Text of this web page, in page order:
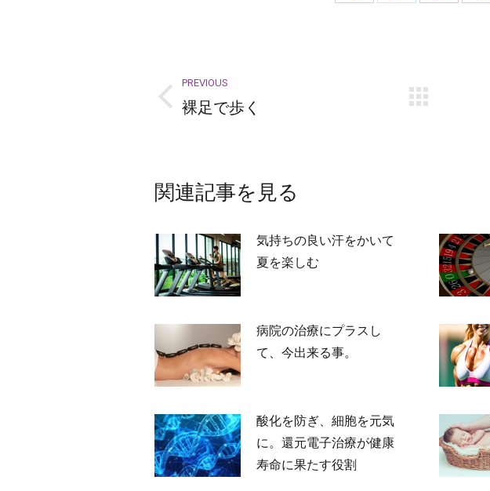
navigation
PREVIOUS
Previous
裸足で歩く
関連記事を見る
気持ちの良い汗をかいて
夏を楽しむ
病院の治療にプラスし
て、今出来る事。
酸化を防ぎ、細胞を元気
に。還元電子治療が健康
寿命に果たす役割